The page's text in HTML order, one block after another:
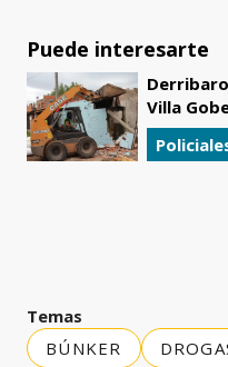
Puede interesarte
Villa
Temas
BÚNKER